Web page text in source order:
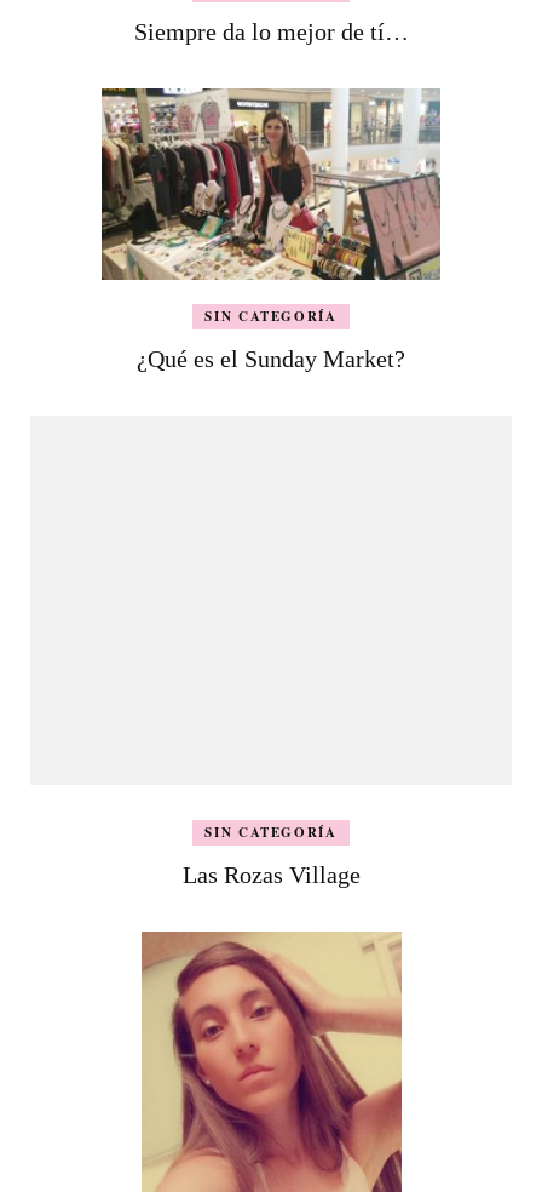
Siempre da lo mejor de tí…
SIN CATEGORÍA
¿Qué es el Sunday Market?
SIN CATEGORÍA
Las Rozas Village